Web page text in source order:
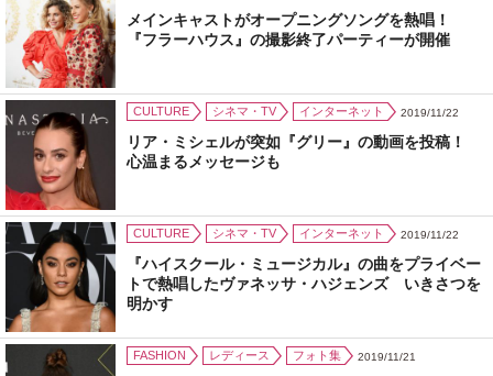
メインキャストがオープニングソングを熱唱！
『フラーハウス』の撮影終了パーティーが開催
CULTURE シネマ・TV インターネット 2019/11/22
リア・ミシェルが突如『グリー』の動画を投稿！
心温まるメッセージも
CULTURE シネマ・TV インターネット 2019/11/22
『ハイスクール・ミュージカル』の曲をプライベー
トで熱唱したヴァネッサ・ハジェンズ いきさつを
明かす
FASHION レディース フォト集 2019/11/21